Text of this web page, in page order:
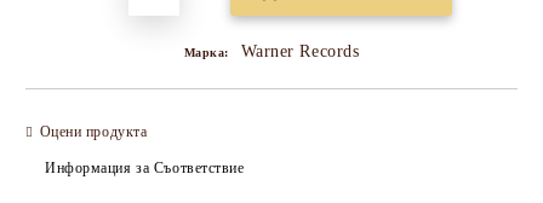
Марка: Warner Records
Оцени продукта
Информация за Съответствие